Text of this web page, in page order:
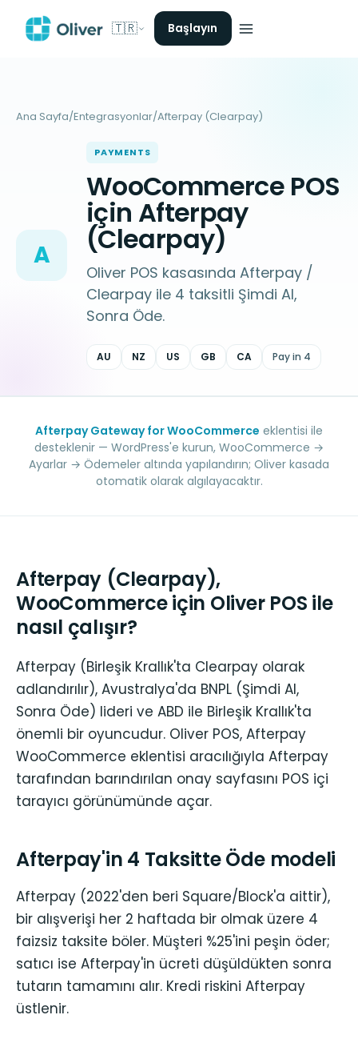
🇹🇷 Başlayın
Ana Sayfa/Entegrasyonlar/Afterpay (Clearpay)
A
PAYMENTS
WooCommerce POS
için Afterpay
(Clearpay)
Oliver POS kasasında Afterpay /
Clearpay ile 4 taksitli Şimdi Al,
Sonra Öde.
AU NZ US GB CA Pay in 4
Afterpay Gateway for WooCommerce eklentisi ile
desteklenir — WordPress'e kurun, WooCommerce →
Ayarlar → Ödemeler altında yapılandırın; Oliver kasada
otomatik olarak algılayacaktır.
Afterpay (Clearpay),
WooCommerce için Oliver POS ile
nasıl çalışır?
Afterpay (Birleşik Krallık'ta Clearpay olarak
adlandırılır), Avustralya'da BNPL (Şimdi Al,
Sonra Öde) lideri ve ABD ile Birleşik Krallık'ta
önemli bir oyuncudur. Oliver POS, Afterpay
WooCommerce eklentisi aracılığıyla Afterpay
tarafından barındırılan onay sayfasını POS içi
tarayıcı görünümünde açar.
Afterpay'in 4 Taksitte Öde modeli
Afterpay (2022'den beri Square/Block'a aittir),
bir alışverişi her 2 haftada bir olmak üzere 4
faizsiz taksite böler. Müşteri %25'ini peşin öder;
satıcı ise Afterpay'in ücreti düşüldükten sonra
tutarın tamamını alır. Kredi riskini Afterpay
üstlenir.